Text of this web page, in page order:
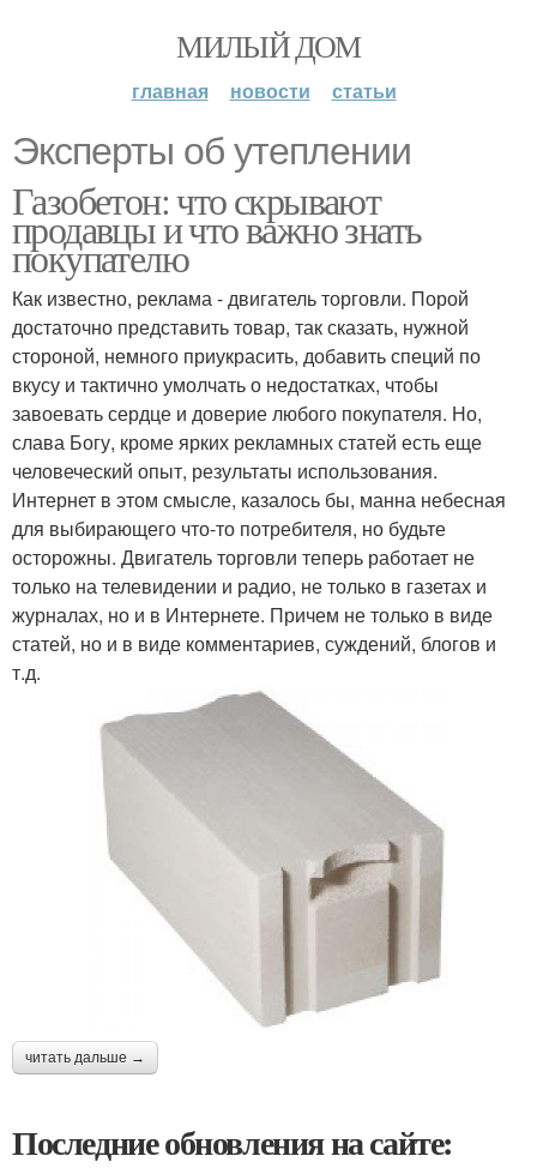
МИЛЫЙ ДОМ
главная новости статьи
Эксперты об утеплении
Газобетон: что скрывают
продавцы и что важно знать
покупателю
Как известно, реклама - двигатель торговли. Порой
достаточно представить товар, так сказать, нужной
стороной, немного приукрасить, добавить специй по
вкусу и тактично умолчать о недостатках, чтобы
завоевать сердце и доверие любого покупателя. Но,
слава Богу, кроме ярких рекламных статей есть еще
человеческий опыт, результаты использования.
Интернет в этом смысле, казалось бы, манна небесная
для выбирающего что-то потребителя, но будьте
осторожны. Двигатель торговли теперь работает не
только на телевидении и радио, не только в газетах и
журналах, но и в Интернете. Причем не только в виде
статей, но и в виде комментариев, суждений, блогов и
т.д.
читать дальше →
Последние обновления на сайте: